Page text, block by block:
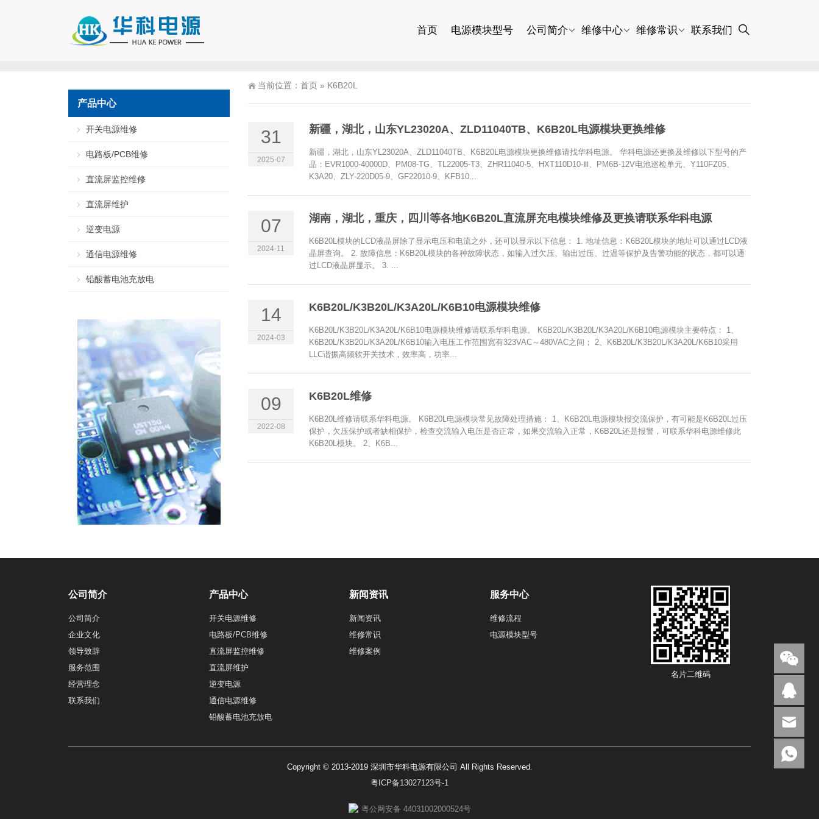
首页 电源模块型号 公司简介 维修中心 维修常识 联系我们
当前位置： 首页 » K6B20L
31
2025-07
新疆，湖北，山东YL23020A、ZLD11040TB、K6B20L电源模块更换维修
新疆，湖北，山东YL23020A、ZLD11040TB、K6B20L电源模块更换维修请找华科电源。 华科电源还更换及维修以下型号的产
品：EVR1000-40000D、PM08-TG、TL22005-T3、ZHR11040-5、HXT110D10-Ⅲ、PM6B-12V电池巡检单元、Y110FZ05、
K3A20、ZLY-220D05-9、GF22010-9、KFB10...
07
2024-11
湖南，湖北，重庆，四川等各地K6B20L直流屏充电模块维修及更换请联系华科电源
K6B20L模块的LCD液晶屏除了显示电压和电流之外，还可以显示以下信息： 1. 地址信息：K6B20L模块的地址可以通过LCD液
晶屏查询。 2. 故障信息：K6B20L模块的各种故障状态，如输入过欠压、输出过压、过温等保护及告警功能的状态，都可以通
过LCD液晶屏显示。 3. ...
14
2024-03
K6B20L/K3B20L/K3A20L/K6B10电源模块维修
K6B20L/K3B20L/K3A20L/K6B10电源模块维修请联系华科电源。 K6B20L/K3B20L/K3A20L/K6B10电源模块主要特点： 1、
K6B20L/K3B20L/K3A20L/K6B10输入电压工作范围宽有323VAC～480VAC之间； 2、K6B20L/K3B20L/K3A20L/K6B10采用
LLC谐振高频软开关技术，效率高，功率...
09
2022-08
K6B20L维修
K6B20L维修请联系华科电源。 K6B20L电源模块常见故障处理措施： 1、K6B20L电源模块报交流保护，有可能是K6B20L过压
保护，欠压保护或者缺相保护，检查交流输入电压是否正常，如果交流输入正常，K6B20L还是报警，可联系华科电源维修此
K6B20L模块。 2、K6B...
产品中心
开关电源维修
电路板/PCB维修
直流屏监控维修
直流屏维护
逆变电源
通信电源维修
铅酸蓄电池充放电
公司简介
公司简介
企业文化
领导致辞
服务范围
经营理念
联系我们
产品中心
开关电源维修
电路板/PCB维修
直流屏监控维修
直流屏维护
逆变电源
通信电源维修
铅酸蓄电池充放电
新闻资讯
新闻资讯
维修常识
维修案例
服务中心
维修流程
电源模块型号
名片二维码
Copyright © 2013-2019 深圳市华科电源有限公司 All Rights Reserved.
粤ICP备13027123号-1
粤公网安备 44031002000524号